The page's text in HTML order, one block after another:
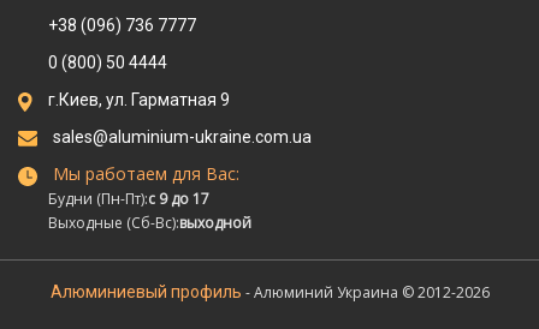
+38 (096) 736 7777
0 (800) 50 4444
г.Киев, ул. Гарматная 9
sales@aluminium-ukraine.com.ua
Мы работаем для Вас:
Будни (Пн-Пт):с 9 до 17
Выходные (Сб-Вс):выходной
Алюминиевый профиль - Алюминий Украина © 2012-2026